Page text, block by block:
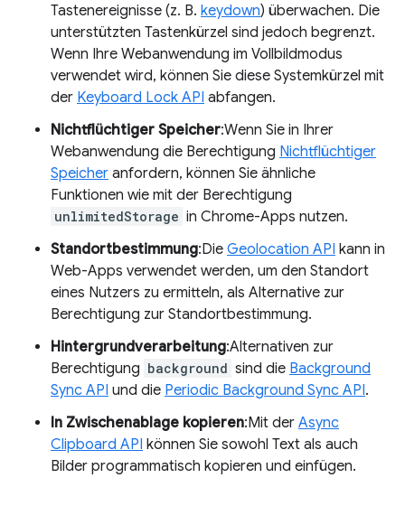
Tastenereignisse (z. B. keydown) überwachen. Die
unterstützten Tastenkürzel sind jedoch begrenzt.
Wenn Ihre Webanwendung im Vollbildmodus
verwendet wird, können Sie diese Systemkürzel mit
der Keyboard Lock API abfangen.
Nichtflüchtiger Speicher:Wenn Sie in Ihrer
Webanwendung die Berechtigung Nichtflüchtiger
Speicher anfordern, können Sie ähnliche
Funktionen wie mit der Berechtigung
unlimitedStorage in Chrome-Apps nutzen.
Standortbestimmung:Die Geolocation API kann in
Web-Apps verwendet werden, um den Standort
eines Nutzers zu ermitteln, als Alternative zur
Berechtigung zur Standortbestimmung.
Hintergrundverarbeitung:Alternativen zur
Berechtigung background sind die Background
Sync API und die Periodic Background Sync API.
In Zwischenablage kopieren:Mit der Async
Clipboard API können Sie sowohl Text als auch
Bilder programmatisch kopieren und einfügen.